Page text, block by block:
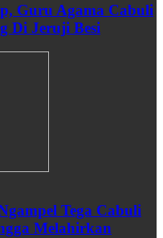
Guru Agama Cabuli
Di Jeruji Besi
Tega Cabuli
Melahirkan